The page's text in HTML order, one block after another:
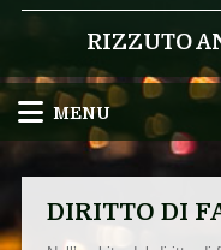
RIZZUTO
MENU
DIRITTO DI